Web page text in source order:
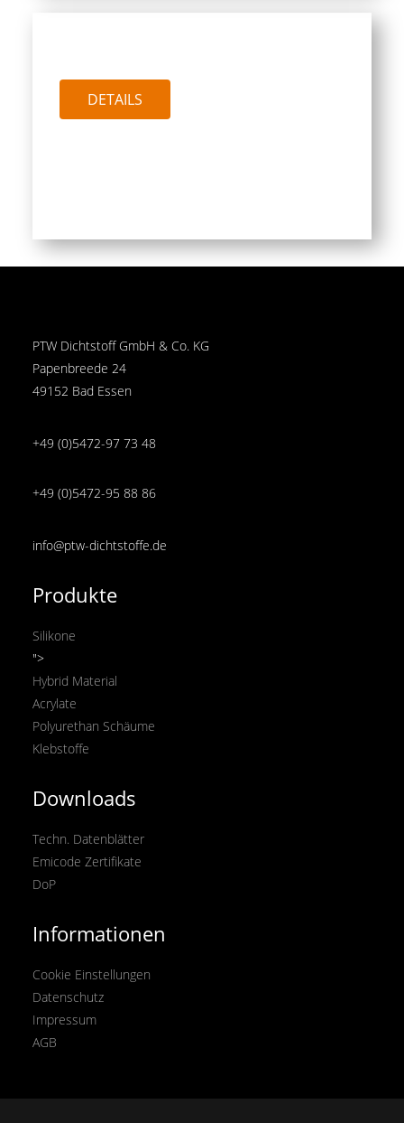
DETAILS
PTW Dichtstoff GmbH & Co. KG
Papenbreede 24
49152 Bad Essen
+49 (0)5472-97 73 48
+49 (0)5472-95 88 86
info@ptw-dichtstoffe.de
Produkte
Silikone
">
Hybrid Material
Acrylate
Polyurethan Schäume
Klebstoffe
Downloads
Techn. Datenblätter
Emicode Zertifikate
DoP
Informationen
Cookie Einstellungen
Datenschutz
Impressum
AGB